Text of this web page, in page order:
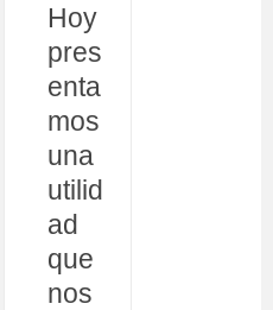
Hoy
pres
enta
mos
una
utilid
ad
que
nos